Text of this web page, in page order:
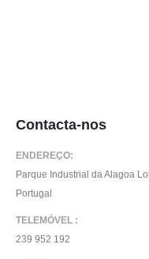
Contacta-nos
ENDEREÇO:
Parque Industrial da Alagoa
Portugal
TELEMÓVEL :
239 952 192